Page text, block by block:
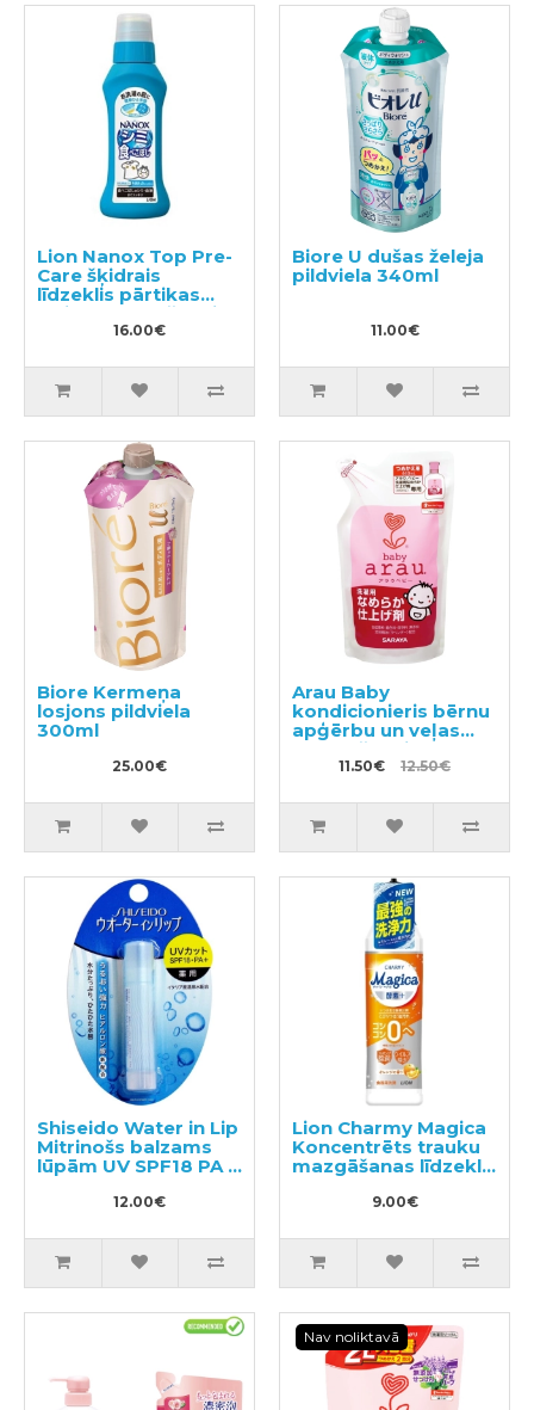
Lion Nanox Top Pre-
Care šķidrais
līdzeklis pārtikas
traipu noņemšanai
no apģērba 160g
16.00€
Biore U dušas želeja
pildviela 340ml
11.00€
Biore Kermeņa
losjons pildviela
300ml
25.00€
Arau Baby
kondicionieris bērnu
apģērbu un veļas
mazgāšanai,
pildviela 440ml
11.50€ 12.50€
Shiseido Water in Lip
Mitrinošs balzams
lūpām UV SPF18 PA +
12.00€
Lion Charmy Magica
Koncentrēts trauku
mazgāšanas līdzeklis
9.00€
Nav noliktavā